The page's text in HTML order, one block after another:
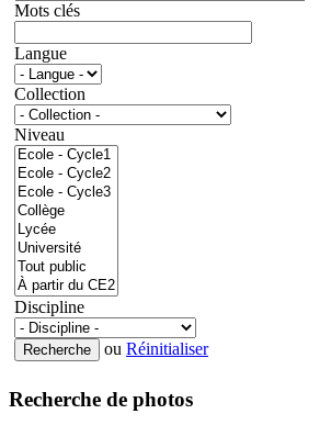
Mots clés
Langue
Collection
Niveau
Discipline
ou Réinitialiser
Recherche de photos